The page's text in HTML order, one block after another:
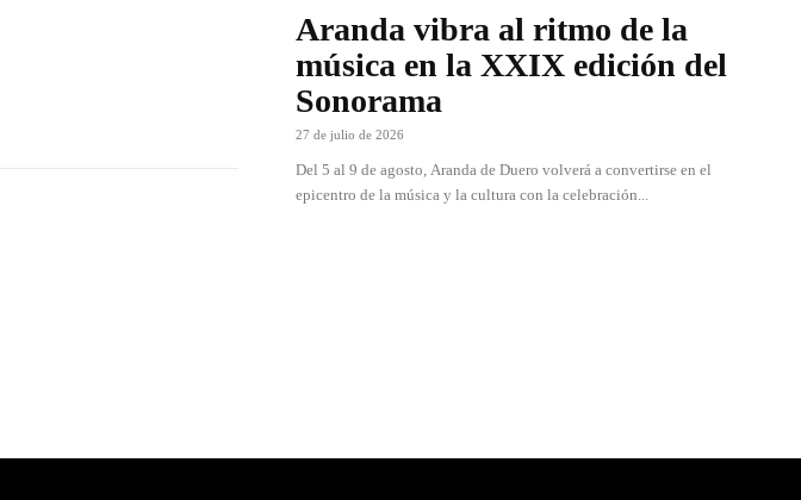
Aranda vibra al ritmo de la
música en la XXIX edición del
Sonorama
27 de julio de 2026
Del 5 al 9 de agosto, Aranda de Duero volverá a convertirse en el
epicentro de la música y la cultura con la celebración...